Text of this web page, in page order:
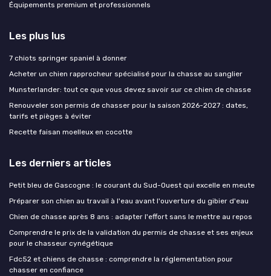
Équipements premium et professionnels
Les plus lus
7 chiots springer spaniel à donner
Acheter un chien rapprocheur spécialisé pour la chasse au sanglier
Munsterlander: tout ce que vous devez savoir sur ce chien de chasse
Renouveler son permis de chasser pour la saison 2026-2027 : dates,
tarifs et pièges à éviter
Recette faisan moelleux en cocotte
Les derniers articles
Petit bleu de Gascogne : le courant du Sud-Ouest qui excelle en meute
Préparer son chien au travail à l'eau avant l'ouverture du gibier d'eau
Chien de chasse après 8 ans : adapter l'effort sans le mettre au repos
Comprendre le prix de la validation du permis de chasse et ses enjeux
pour le chasseur cynégétique
Fdc52 et chiens de chasse : comprendre la réglementation pour
chasser en confiance